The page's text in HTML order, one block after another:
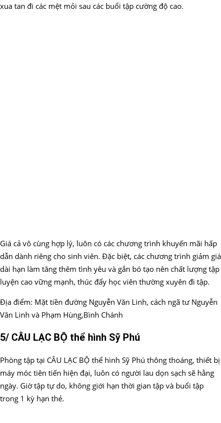
xua tan đi các mệt mỏi sau các buổi tập cường độ cao.
Giá cả vô cùng hợp lý, luôn có các chương trình khuyến mãi hấp
dẫn dành riêng cho sinh viên. Đặc biệt, các chương trình giảm giá
dài hạn làm tăng thêm tình yêu và gắn bó tạo nên chất lượng tập
luyện cao vững mạnh, thúc đẩy học viên thường xuyên đi tập.
Địa điểm: Mặt tiền đường Nguyễn Văn Linh, cách ngã tư Nguyễn
Văn Linh và Phạm Hùng,Bình Chánh
5/ CÂU LẠC BỘ thể hình Sỹ Phú
Phòng tập tại CÂU LẠC BỘ thể hình Sỹ Phú thông thoáng, thiết bị
máy móc tiên tiến hiện đại, luôn có người lau dọn sạch sẽ hằng
ngày. Giờ tập tự do, không giới hạn thời gian tập và buổi tập
trong 1 kỳ hạn thẻ.